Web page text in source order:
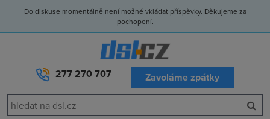
Do diskuse momentálně není možné vkládat příspěvky. Děkujeme za
pochopení.
277 270 707 Zavoláme zpátky